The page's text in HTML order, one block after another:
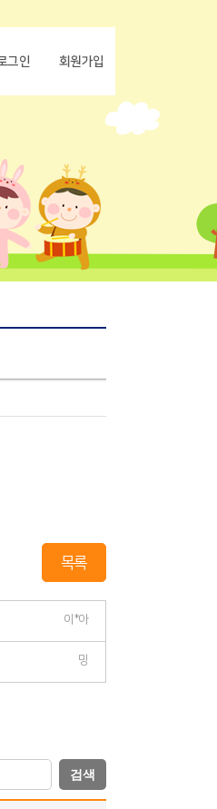
그인 회원가입
목록
이*아
밍
검색